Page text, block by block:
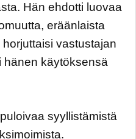
Hän ehdotti luovaa
eräänlaista
vastustajan
hänen käytöksensä
syyllistämistä